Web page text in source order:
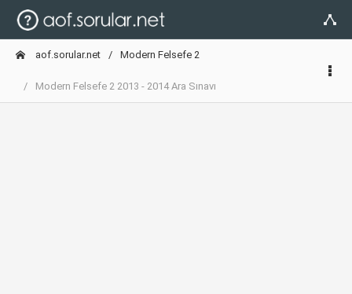
aof.sorular.net Modern Felsefe 2
Modern Felsefe 2 2013 - 2014 Ara Sınavı